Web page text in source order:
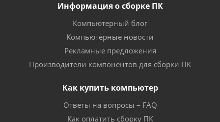
Информация о сборке ПК
Компьютерный блог
Компьютерные новости
Рекламные предложения
Производители компонентов для сборки ПК
Как купить компьютер
Ответы на вопросы – FAQ
Как оплатить сборку ПК